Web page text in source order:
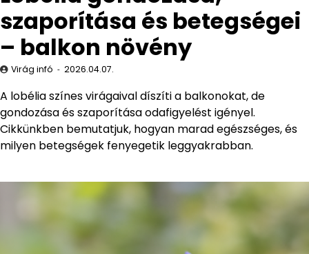
szaporítása és betegségei
– balkon növény
Virág infó 2026.04.07.
A lobélia színes virágaival díszíti a balkonokat, de
gondozása és szaporítása odafigyelést igényel.
Cikkünkben bemutatjuk, hogyan marad egészséges, és
milyen betegségek fenyegetik leggyakrabban.